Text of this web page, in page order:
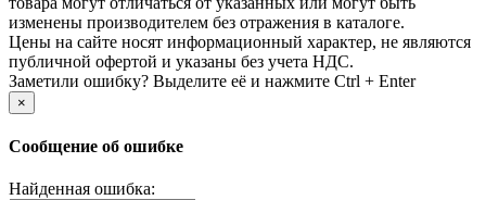
изменены производителем без отражения в каталоге.
Цены на сайте носят информационный характер, не являются
публичной офертой и указаны без учета НДС.
Заметили ошибку? Выделите её и нажмите Ctrl + Enter
×
Сообщение об ошибке
Найденная ошибка: